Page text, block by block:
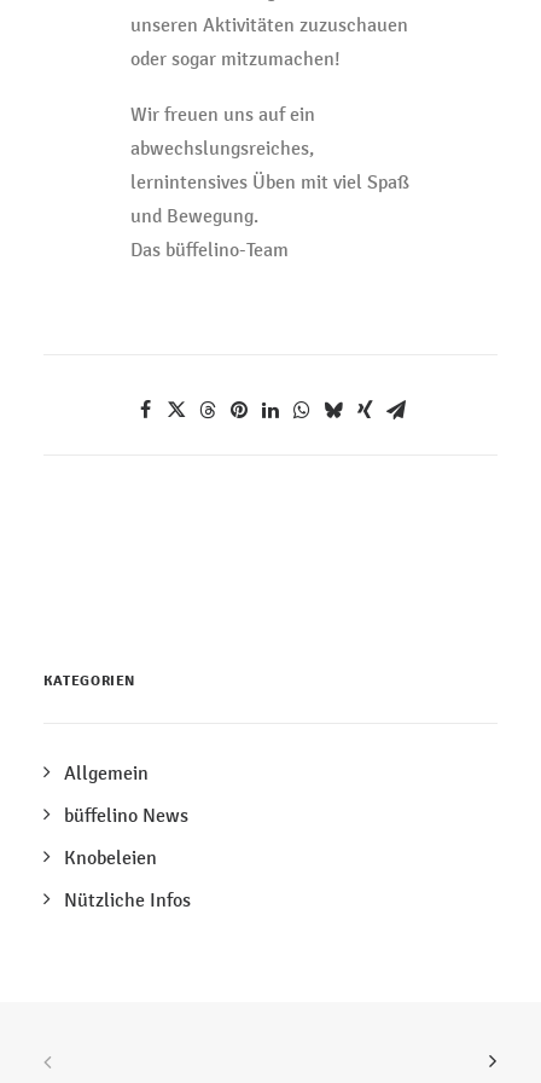
unseren Aktivitäten zuzuschauen
oder sogar mitzumachen!
Wir freuen uns auf ein
abwechslungsreiches,
lernintensives Üben mit viel Spaß
und Bewegung.
Das büffelino-Team
KATEGORIEN
Allgemein
büffelino News
Knobeleien
Nützliche Infos